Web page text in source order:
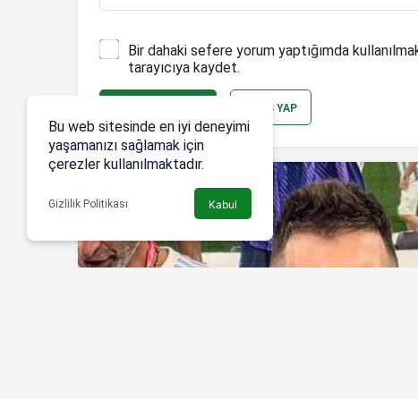
Bir dahaki sefere yorum yaptığımda
tarayıcıya kaydet.
GIRIŞ YAP
Bu web sitesinde en iyi deneyimi
yaşamanızı sağlamak için
çerezler kullanılmaktadır.
Gizlilik Politikası Kabul